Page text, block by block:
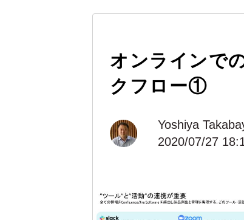
オンラインで
クフロー①
Yoshiya
2020/07/27